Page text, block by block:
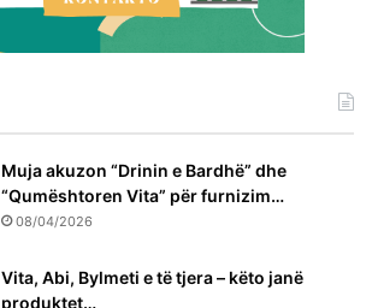
Muja akuzon “Drinin e Bardhë” dhe
“Qumështoren Vita” për furnizim…
08/04/2026
Vita, Abi, Bylmeti e të tjera – këto janë
produktet…